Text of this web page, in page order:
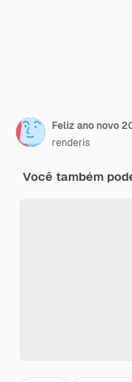
Feliz ano novo
renderis
Você também